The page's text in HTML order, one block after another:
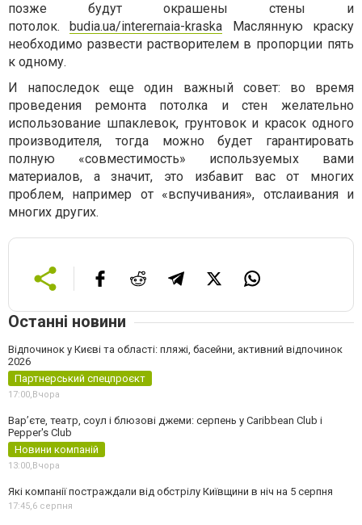
позже будут окрашены стены и
потолок.budia.ua/interernaia-kraska Маслянную краску
необходимо развести растворителем в пропорции пять
к одному.
И напоследок еще один важный совет: во время
проведения ремонта потолка и стен желательно
использование шпаклевок, грунтовок и красок одного
производителя, тогда можно будет гарантировать
полную «совместимость» используемых вами
материалов, а значит, это избавит вас от многих
проблем, например от «вспучивания», отслаивания и
многих других.
Останні новини
Відпочинок у Києві та області: пляжі, басейни, активний відпочинок
2026
Партнерський спецпроєкт
17:00, Вчора
Вар’єте, театр, соул і блюзові джеми: серпень у Caribbean Club і
Pepper's Club
Новини компаній
13:00, Вчора
Які компанії постраждали від обстрілу Київщини в ніч на 5 серпня
17:45,6 серпня